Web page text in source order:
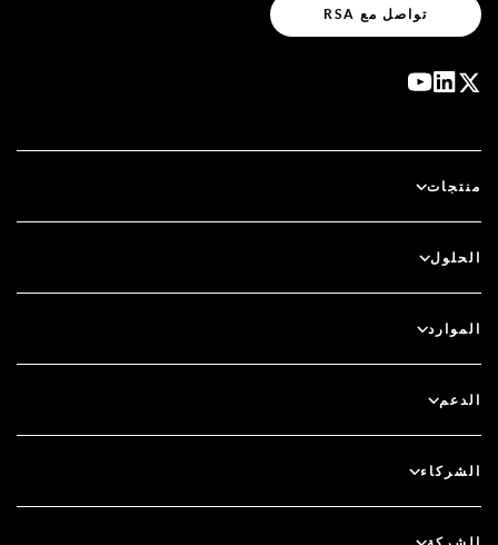
تواصل مع RSA
منتجات
سكيور آي دي (SecurID)
الحلول
المصادقة متعددة العوامل
الخدمات المالية
الموارد
المدونة
الدعم
دعم العملاء
الشركاء